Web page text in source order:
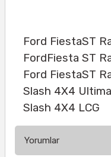
Ford FiestaST
FordFiesta ST
Ford FiestaST
Slash 4X4
Slash 4X4 LCG
Yorumlar